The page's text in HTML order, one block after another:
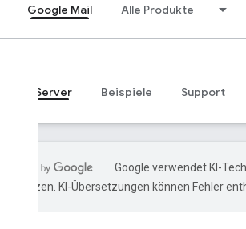
Google Mail Alle Produkte
MCP-Server Beispiele Support
Google verwendet KI-
übersetzen. KI-Übersetzungen können Fehler